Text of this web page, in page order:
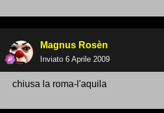
Magnus Rosèn
Inviato 6 Aprile 2009
chiusa la roma-l'aquila